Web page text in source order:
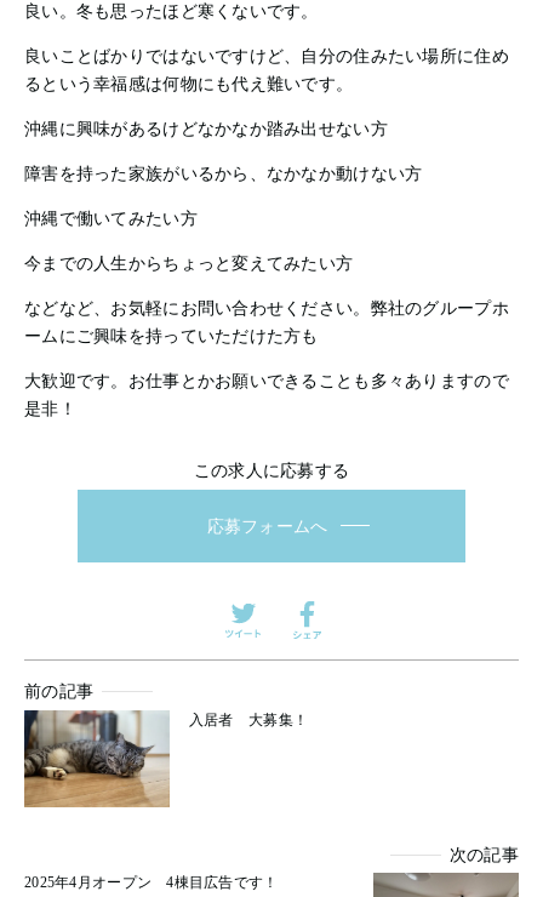
良い。冬も思ったほど寒くないです。
良いことばかりではないですけど、自分の住みたい場所に住め
るという幸福感は何物にも代え難いです。
沖縄に興味があるけどなかなか踏み出せない方
障害を持った家族がいるから、なかなか動けない方
沖縄で働いてみたい方
今までの人生からちょっと変えてみたい方
などなど、お気軽にお問い合わせください。弊社のグループホ
ームにご興味を持っていただけた方も
大歓迎です。お仕事とかお願いできることも多々ありますので
是非！
この求人に応募する
応募フォームへ
前の記事
入居者 大募集！
次の記事
2025年4月オープン 4棟目広告です！